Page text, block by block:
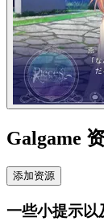
Galgame
添加资源
一些小提示以